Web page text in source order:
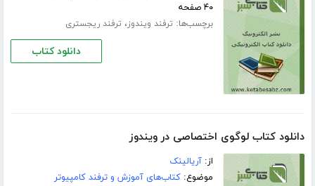
۴۰ صفحه
برچسب‌ها: ترفند ویندوز، ترفند ریجستری
دانلود کتاب
دانلود کتاب لوگوی اختصاصی در ویندوز
از:آریالینک
موضوع:کتاب‌های آموزش و ترفند کامپیوتر